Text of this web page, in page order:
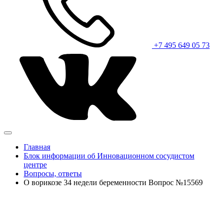
+7 495 649 05 73
Главная
Блок информации об Инновационном сосудистом
центре
Вопросы, ответы
О ворикозе 34 недели беременности Вопрос №15569